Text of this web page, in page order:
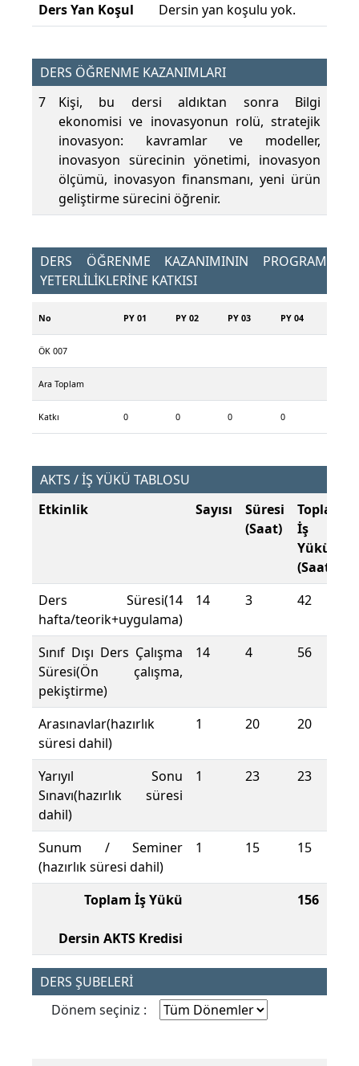
Ders Yan Koşul
Dersin yan koşulu yok.
DERS ÖĞRENME KAZANIMLARI
7
Kişi, bu dersi aldıktan sonra Bilgi
ekonomisi ve inovasyonun rolü, stratejik
inovasyon: kavramlar ve modeller,
inovasyon sürecinin yönetimi, inovasyon
ölçümü, inovasyon finansmanı, yeni ürün
geliştirme sürecini öğrenir.
DERS ÖĞRENME KAZANIMININ PROGRAM
YETERLİLİKLERİNE KATKISI
No PY 01 PY 02 PY 03 PY 04
ÖK 007
Ara Toplam
Katkı 0 0 0 0
AKTS / İŞ YÜKÜ TABLOSU
Etkinlik
Sayısı
Süresi
(Saat)
Toplam
İş
Yükü
(Saat)
Ders Süresi(14
hafta/teorik+uygulama)
14 3 42
Sınıf Dışı Ders Çalışma
Süresi(Ön çalışma,
pekiştirme)
14 4 56
Arasınavlar(hazırlık
süresi dahil)
1 20 20
Yarıyıl Sonu
Sınavı(hazırlık süresi
dahil)
1 23 23
Sunum / Seminer
(hazırlık süresi dahil)
1 15 15
Toplam İş Yükü
Dersin AKTS Kredisi
156
DERS ŞUBELERİ
Dönem seçiniz :